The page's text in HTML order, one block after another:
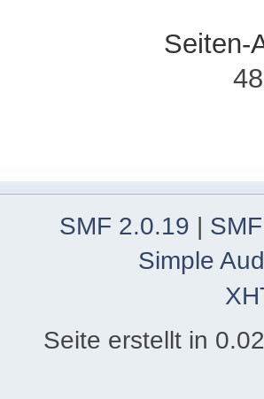
Seiten-
SMF 2.0.19 |
Simple
Seite erstellt in